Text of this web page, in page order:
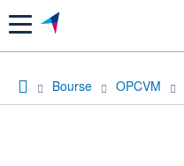
Menu
Bourse OPCVM